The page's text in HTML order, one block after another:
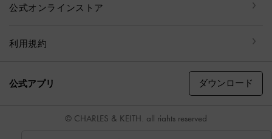
公式オンラインストア
利用規約
公式アプリ ダウンロード
© CHARLES & KEITH, all rights reserved